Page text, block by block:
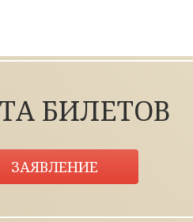
БИЛЕТОВ
ЗАЯВЛЕНИЕ